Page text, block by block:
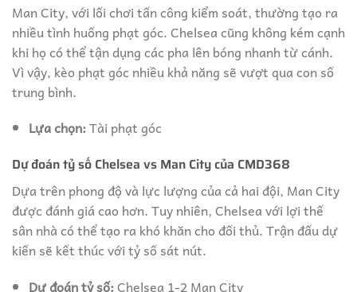
Man City, với lối chơi tấn công kiểm soát, thường tạo ra
nhiều tình huống phạt góc. Chelsea cũng không kém cạnh
khi họ có thể tận dụng các pha lên bóng nhanh từ cánh.
Vì vậy, kèo phạt góc nhiều khả năng sẽ vượt qua con số
trung bình.
Lựa chọn:Tài phạt góc
Dự đoán tỷ số Chelsea vs Man City của CMD368
Dựa trên phong độ và lực lượng của cả hai đội, Man City
được đánh giá cao hơn. Tuy nhiên, Chelsea với lợi thế
sân nhà có thể tạo ra khó khăn cho đối thủ. Trận đấu dự
kiến sẽ kết thúc với tỷ số sát nút.
Dự đoán tỷ số:Chelsea 1-2 Man City